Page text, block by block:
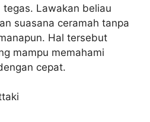
Lawakan beliau
suasana ceramah tanpa
Hal tersebut
mampu memahami
cepat.